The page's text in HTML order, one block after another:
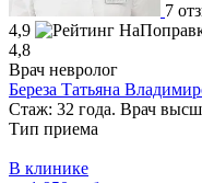
7
4,9
4,8
Врач невролог
Береза Татьяна
Стаж: 32 года. Врач
Тип приема
В клинике